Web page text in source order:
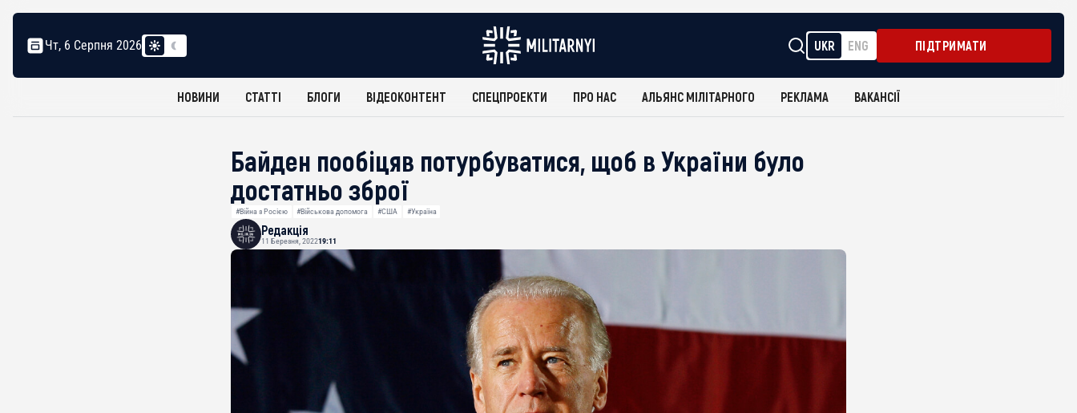
Чт, 6 Серпня 2026 UKR ENG ПІДТРИМАТИ
НОВИНИ СТАТТІ БЛОГИ ВІДЕОКОНТЕНТ СПЕЦПРОЕКТИ ПРО НАС АЛЬЯНС МІЛІТАРНОГО РЕКЛАМА ВАКАНСІЇ
Байден пообіцяв потурбуватися, щоб в України було
достатньо зброї
#Війна з Росією #Військова допомога #США #Україна
Редакція
11 Березня, 202219:11